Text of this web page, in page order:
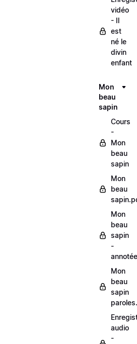
vidéo
- Il
est
né le
divin
enfant
Mon
beau
sapin
Cours
-
Mon
beau
sapin
Mon
beau
Mon
beau
sapin
-
Mon
beau
sapin
audio
-